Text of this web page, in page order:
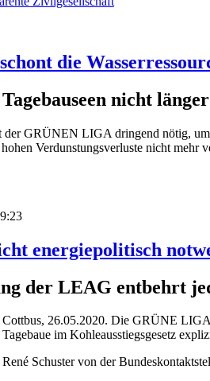
die
nicht
GRÜNEN LIGA dringend nötig,
Verdunstungsverluste nicht mehr
energiepolitisch
der LEAG entbehrt
Cottbus, 26.05.2020. Die GRÜNE
Tagebaue im Kohleausstiegsgesetz
René Schuster von der